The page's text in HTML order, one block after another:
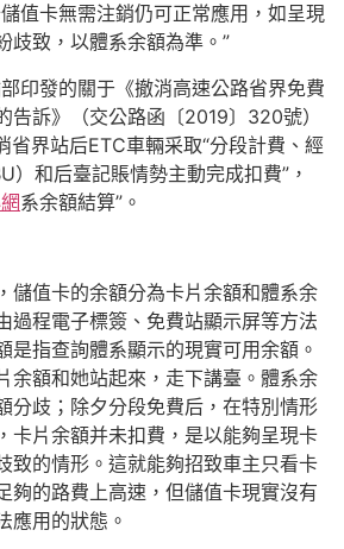
值卡無需注銷仍可正常應用，如呈現
歧致，以體系余額為準。”
印發的關于《撤消高速公路省界免費
告訴》（交公路函〔2019〕320號）
省界站后ETC車輛采取“分段計費、經
）和后臺記賬情勢主動完成扣費”，
系余額結算”。
儲值卡的余額分為卡片余額和體系余
過程電子標簽、免費站顯示屏等方法
是指查詢體系顯示的現實可用余額。
余額和她站起來，走下講臺。體系余
分歧；除夕分段免費后，在特別情形
卡片余額并未扣費，是以能夠呈現卡
致的情形。這就能夠招致車主只看卡
夠的路費上高速，但儲值卡現實沒有
應用的狀態。